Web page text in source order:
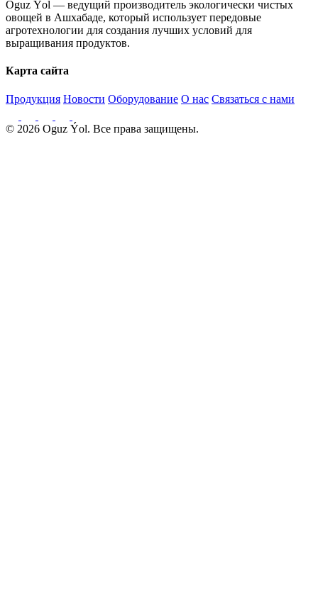
Oguz Ýol — ведущий производитель экологически чистых
овощей в Ашхабаде, который использует передовые
агротехнологии для создания лучших условий для
выращивания продуктов.
Карта сайта
Продукция Новости Оборудование О нас Связаться с нами
© 2026 Oguz Ýol. Все права защищены.